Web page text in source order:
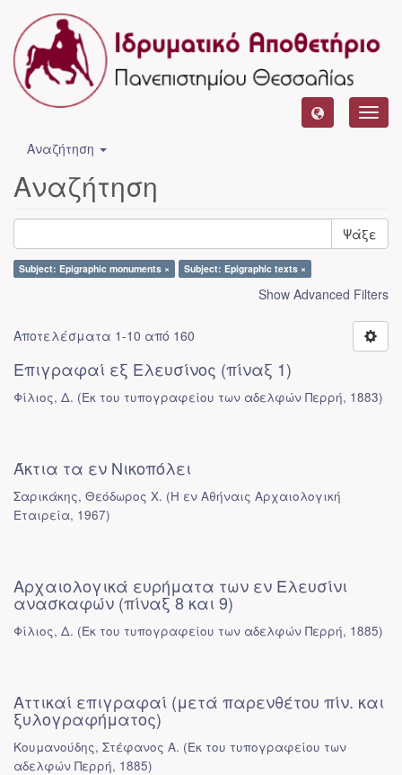
Αναζήτηση
Αναζήτηση
Ψάξε
Subject: Epigraphic monuments × Subject: Epigraphic texts ×
Show Advanced Filters
Αποτελέσματα 1-10 από 160
Επιγραφαί εξ Ελευσίνος (πίναξ 1)
Φίλιος, Δ. (Εκ του τυπογραφείου των αδελφών Περρή, 1883)
Άκτια τα εν Νικοπόλει
Σαρικάκης, Θεόδωρος Χ. (Η εν Αθήναις Αρχαιολογική
Εταιρεία, 1967)
Αρχαιολογικά ευρήματα των εν Ελευσίνι
ανασκαφών (πίναξ 8 και 9)
Φίλιος, Δ. (Εκ του τυπογραφείου των αδελφών Περρή, 1885)
Αττικαί επιγραφαί (μετά παρενθέτου πίν. και
ξυλογραφήματος)
Κουμανούδης, Στέφανος Α. (Εκ του τυπογραφείου των
αδελφών Περρή, 1885)